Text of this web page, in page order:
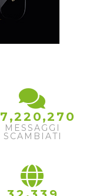
7 ,22 0,2 7 0
MESSAGGI
SCAMBIATI